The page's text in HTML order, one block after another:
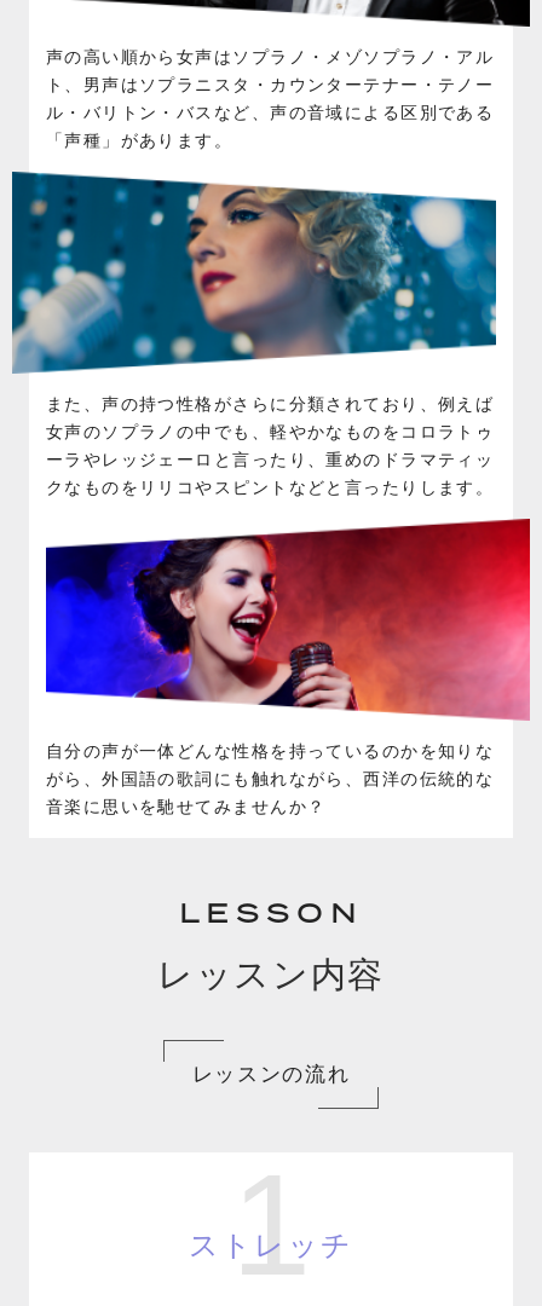
声の高い順から女声はソプラノ・メゾソプラノ・アル
ト、男声はソプラニスタ・カウンターテナー・テノー
ル・バリトン・バスなど、声の音域による区別である
「声種」があります。
また、声の持つ性格がさらに分類されており、例えば
女声のソプラノの中でも、軽やかなものをコロラトゥ
ーラやレッジェーロと言ったり、重めのドラマティッ
クなものをリリコやスピントなどと言ったりします。
自分の声が一体どんな性格を持っているのかを知りな
がら、外国語の歌詞にも触れながら、西洋の伝統的な
音楽に思いを馳せてみませんか？
LESSON
レッスン内容
レッスンの流れ
1
ストレッチ